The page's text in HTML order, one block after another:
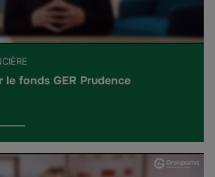
le fonds GER Prudence